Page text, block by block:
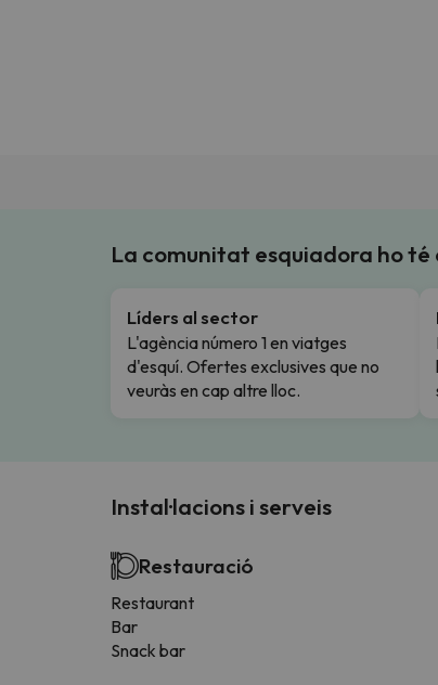
La comunitat esquiadora ho té
Líders al sector
L'agència número 1 en viatges
d'esquí. Ofertes exclusives que no
veuràs en cap altre lloc.
Instal·lacions i serveis
Restauració
Restaurant
Bar
Snack bar